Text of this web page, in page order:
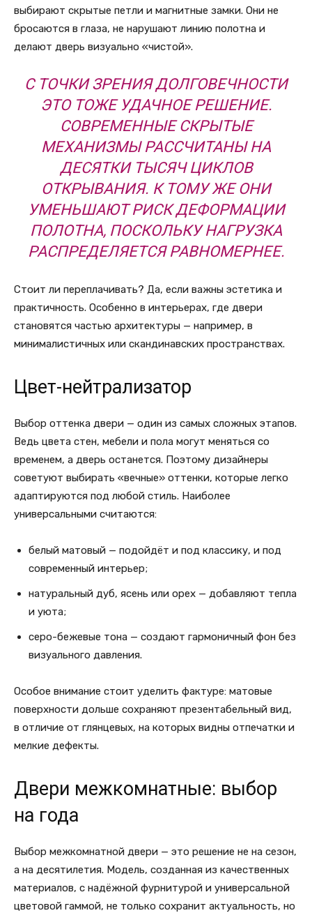
выбирают скрытые петли и магнитные замки. Они не
бросаются в глаза, не нарушают линию полотна и
делают дверь визуально «чистой».
С ТОЧКИ ЗРЕНИЯ ДОЛГОВЕЧНОСТИ
ЭТО ТОЖЕ УДАЧНОЕ РЕШЕНИЕ.
СОВРЕМЕННЫЕ СКРЫТЫЕ
МЕХАНИЗМЫ РАССЧИТАНЫ НА
ДЕСЯТКИ ТЫСЯЧ ЦИКЛОВ
ОТКРЫВАНИЯ. К ТОМУ ЖЕ ОНИ
УМЕНЬШАЮТ РИСК ДЕФОРМАЦИИ
ПОЛОТНА, ПОСКОЛЬКУ НАГРУЗКА
РАСПРЕДЕЛЯЕТСЯ РАВНОМЕРНЕЕ.
Стоит ли переплачивать? Да, если важны эстетика и
практичность. Особенно в интерьерах, где двери
становятся частью архитектуры — например, в
минималистичных или скандинавских пространствах.
Цвет-нейтрализатор
Выбор оттенка двери — один из самых сложных этапов.
Ведь цвета стен, мебели и пола могут меняться со
временем, а дверь останется. Поэтому дизайнеры
советуют выбирать «вечные» оттенки, которые легко
адаптируются под любой стиль. Наиболее
универсальными считаются:
белый матовый — подойдёт и под классику, и под
современный интерьер;
натуральный дуб, ясень или орех — добавляют тепла
и уюта;
серо-бежевые тона — создают гармоничный фон без
визуального давления.
Особое внимание стоит уделить фактуре: матовые
поверхности дольше сохраняют презентабельный вид,
в отличие от глянцевых, на которых видны отпечатки и
мелкие дефекты.
Двери межкомнатные: выбор
на года
Выбор межкомнатной двери — это решение не на сезон,
а на десятилетия. Модель, созданная из качественных
материалов, с надёжной фурнитурой и универсальной
цветовой гаммой, не только сохранит актуальность, но